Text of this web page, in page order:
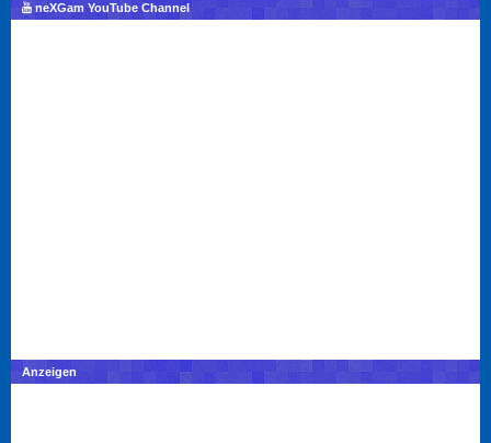
neXGam YouTube Channel
Anzeigen